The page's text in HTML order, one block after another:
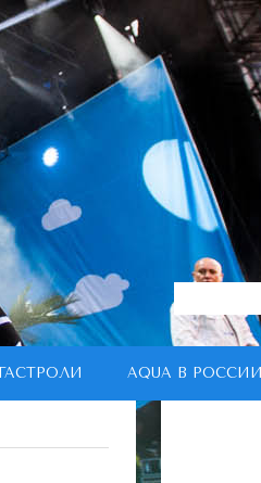
ГАСТРОЛИ AQUA В РОССИИ